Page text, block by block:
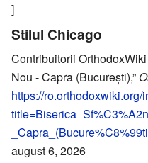
]
Stilul Chicago
Contribuitorii
Nou - Capra (București),”
https://ro.orthodoxwiki.org/
august 6, 2026